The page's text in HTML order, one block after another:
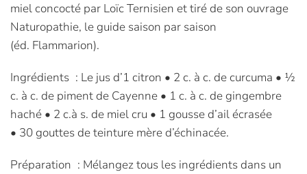
miel concocté par Loïc Ternisien et tiré de son ouvrage
Naturopathie, le guide saison par saison
(éd. Flammarion).
Ingrédients : Le jus d’1 citron • 2 c. à c. de curcuma • ½
c. à c. de piment de Cayenne • 1 c. à c. de gingembre
haché • 2 c.à s. de miel cru • 1 gousse d’ail écrasée
• 30 gouttes de teinture mère d’échinacée.
Préparation : Mélangez tous les ingrédients dans un